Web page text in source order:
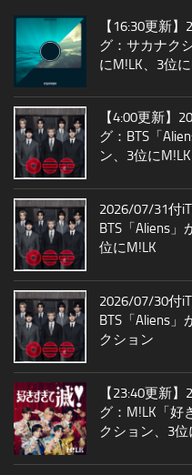
【16:30更新
グ：サカナク
にM!LK、3位
【4:00更新】
グ：BTS「
ン、3位にM!LK
2026/07/31付
BTS「Aliens
位にM!LK
2026/07/30付
BTS「Aliens
クション
【23:40更新
グ：M!LK「好
クション、3位